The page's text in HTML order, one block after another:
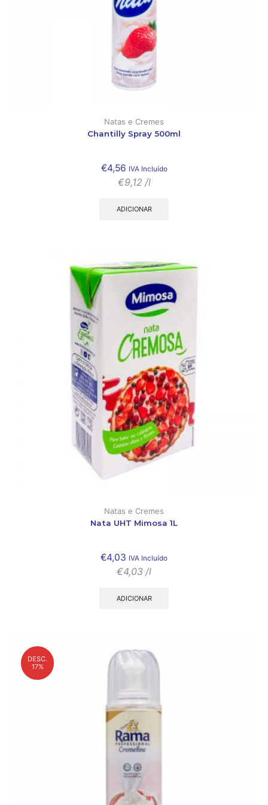
Natas e Cremes
Chantilly Spray 500ml
€4,56 IVA Incluído
€9,12 /l
ADICIONAR
Natas e Cremes
Nata UHT Mimosa 1L
€4,03 IVA Incluído
€4,03 /l
ADICIONAR
DESC.
17%